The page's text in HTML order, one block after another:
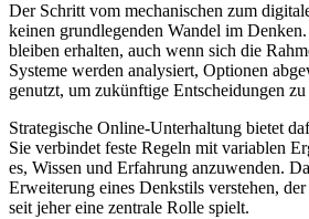
Der Schritt vom mechanischen zum
keinen grundlegenden Wandel im
bleiben erhalten, auch wenn sich die
Systeme werden analysiert, Optionen
genutzt, um zukünftige Entscheidungen zu
Strategische Online-Unterhaltung bietet
Sie verbindet feste Regeln mit variablen
es, Wissen und Erfahrung anzuwenden.
Erweiterung eines Denkstils verstehen,
seit jeher eine zentrale Rolle spielt.